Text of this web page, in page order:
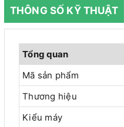
THÔNG SỐ KỸ THUẬT
Tổng quan
Mã sản phẩm
Thương hiệu
Kiểu máy